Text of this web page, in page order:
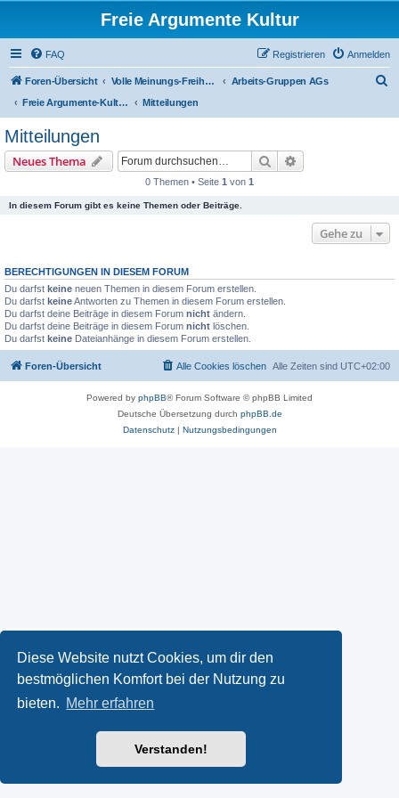
Diese Website nutzt Cookies, um dir den
bestmöglichen Komfort bei der Nutzung zu
bieten. Mehr erfahren
Verstanden!
Freie Argumente Kultur
FAQ Anmelden
Registrieren
Foren-Übersicht Volle Meinungs-Freiheit mit 'Vorhang-System' -- frei dosierter Zugang zu allen Inhalten und AGs
Arbeits-Gruppen AGs
Freie Argumente-Kultur FrAK
Mitteilungen
Mitteilungen
Neues Thema Suche
0 Themen • Seite 1 von 1
In diesem Forum gibt es keine Themen oder Beiträge.
Gehe zu
BERECHTIGUNGEN IN DIESEM FORUM
Du darfst keine neuen Themen in diesem Forum erstellen.
Du darfst keineAntworten zu Themen in diesem Forum erstellen.
Du darfst deine Beiträge in diesem Forum nicht ändern.
Du darfst deine Beiträge in diesem Forum nicht löschen.
Du darfst keine Dateianhänge in diesem Forum erstellen.
Foren-Übersicht Alle Zeiten sind UTC+02:00
Alle Cookies löschen
Powered by phpBB® Forum Software © phpBB Limited
Deutsche Übersetzung durch phpBB.de
Datenschutz| Nutzungsbedingungen